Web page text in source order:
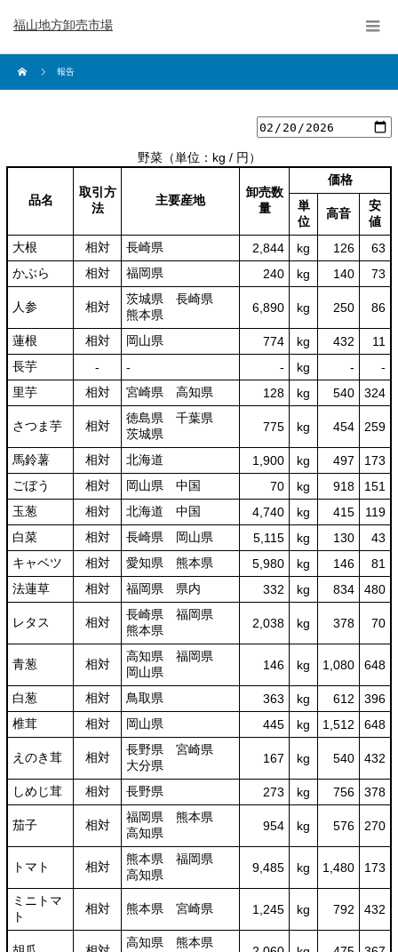
福山地方卸売市場
報告
野菜（単位：kg / 円）
品名
取引方
法
主要産地
卸売数
量
価格
単
位
高音
安
値
大根
相対 長崎県 2,844 kg 126
63
かぶら
相対 福岡県 240 kg 140 73
人参 相対
茨城県 長崎県
熊本県
6,890 kg 250 86
蓮根 相対 岡山県 774 kg 432
11
長芋
‐ ‐ ‐ kg -
‐
里芋
相対 宮崎県 高知県 128 kg 540 324
さつま芋 相対
徳島県 千葉県
茨城県
775 kg 454 259
馬鈴薯 相対 北海道 1,900 kg 497
173
ごぼう
相対 岡山県 中国 70 kg 918
151
玉葱
相対 北海道 中国 4,740 kg 415
119
白菜
相対 長崎県 岡山県 5,115 kg 130
43
キャベツ
相対 愛知県 熊本県 5,980 kg 146
81
法蓮草
相対 福岡県 県内 332 kg 834 480
レタス 相対
長崎県 福岡県
熊本県
2,038 kg 378 70
青葱 相対
高知県 福岡県
岡山県
146 kg 1,080 648
白葱 相対 鳥取県 363 kg 612
396
椎茸
相対 岡山県 445 kg 1,512 648
えのき茸 相対
長野県 宮崎県
大分県
167 kg 540 432
しめじ茸 相対 長野県 273 kg 756 378
茄子 相対
福岡県 熊本県
高知県
954 kg 576 270
トマト 相対
熊本県 福岡県
高知県
9,485 kg 1,480 173
ミニトマ
ト
相対 熊本県 宮崎県 1,245 kg 792 432
高知県 熊本県